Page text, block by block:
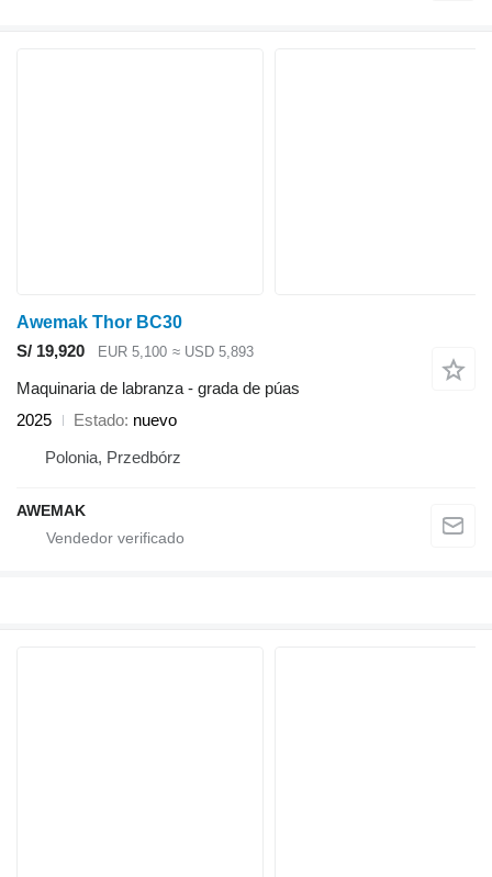
Awemak Thor BC30
S/ 19,920
EUR 5,100 ≈ USD 5,893
Maquinaria de labranza - grada de púas
2025
Estado nuevo
Polonia, Przedbórz
AWEMAK